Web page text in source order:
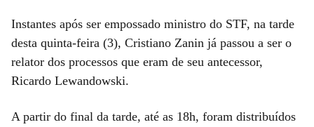
Instantes após ser empossado ministro do STF, na tarde
desta quinta-feira (3), Cristiano Zanin já passou a ser o
relator dos processos que eram de seu antecessor,
Ricardo Lewandowski.
A partir do final da tarde, até as 18h, foram distribuídos